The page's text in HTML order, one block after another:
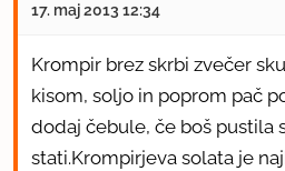
17. maj 2013 12:34
Krompir brez skrbi zvečer
kisom, soljo in poprom pač
dodaj čebule, če boš pustila
stati.Krompirjeva solata je